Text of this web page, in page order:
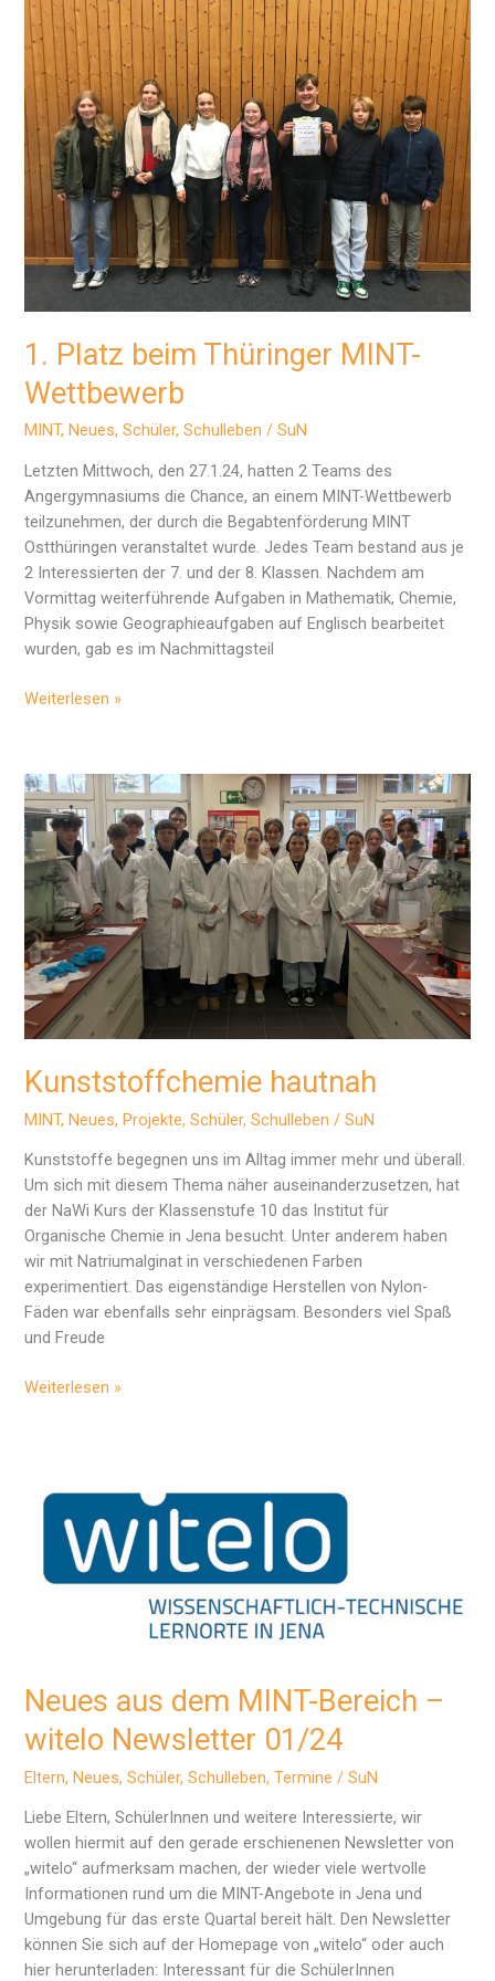
1. Platz beim Thüringer MINT-
Wettbewerb
MINT,Neues,Schüler,Schulleben /SuN
Letzten Mittwoch, den 27.1.24, hatten 2 Teams des
Angergymnasiums die Chance, an einem MINT-Wettbewerb
teilzunehmen, der durch die Begabtenförderung MINT
Ostthüringen veranstaltet wurde. Jedes Team bestand aus je
2 Interessierten der 7. und der 8. Klassen. Nachdem am
Vormittag weiterführende Aufgaben in Mathematik, Chemie,
Physik sowie Geographieaufgaben auf Englisch bearbeitet
wurden, gab es im Nachmittagsteil
1.
Thüringer
MINT-
Wettbewerb
Weiterlesen »
Kunststoffchemie hautnah
MINT,Neues,Projekte,Schüler,Schulleben /SuN
Kunststoffe begegnen uns im Alltag immer mehr und überall.
Um sich mit diesem Thema näher auseinanderzusetzen, hat
der NaWi Kurs der Klassenstufe 10 das Institut für
Organische Chemie in Jena besucht. Unter anderem haben
wir mit Natriumalginat in verschiedenen Farben
experimentiert. Das eigenständige Herstellen von Nylon-
Fäden war ebenfalls sehr einprägsam. Besonders viel Spaß
und Freude
Kunststoffchemie
Weiterlesen »
Neues aus dem MINT-Bereich –
witelo Newsletter 01/24
Eltern,Neues,Schüler,Schulleben,Termine /SuN
Liebe Eltern, SchülerInnen und weitere Interessierte, wir
wollen hiermit auf den gerade erschienenen Newsletter von
„witelo“ aufmerksam machen, der wieder viele wertvolle
Informationen rund um die MINT-Angebote in Jena und
Umgebung für das erste Quartal bereit hält. Den Newsletter
können Sie sich auf der Homepage von „witelo“ oder auch
hier herunterladen: Interessant für die SchülerInnen